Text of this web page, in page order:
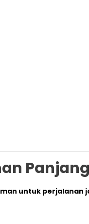
Panjang
untuk perjalanan